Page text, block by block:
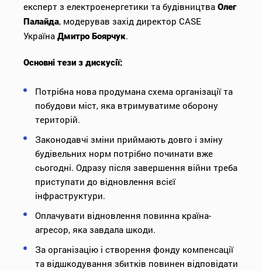
експерт з електроенергетики та будівництва Олег
Палайда, модерував захід директор CASE
Україна Дмитро Боярчук.
Основні тези з дискусії:
Потрібна нова продумана схема організації та
побудови міст, яка втримуватиме оборону
територій.
Законодавчі зміни приймають довго і зміну
будівельних норм потрібно починати вже
сьогодні. Одразу після завершення війни треба
приступати до відновлення всієї
інфраструктури.
Оплачувати відновлення повинна країна-
агресор, яка завдала шкоди.
За організацію і створення фонду компенсації
та відшкодування збитків повинен відповідати